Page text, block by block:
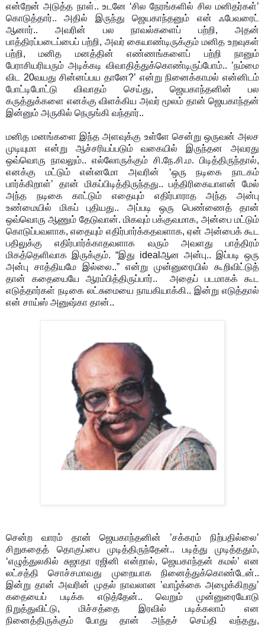
என்றேன் அடுத்த நாள்.. உடனே ‘சில நேரங்களில் சில மனிதர்கள்’
கொடுத்தார்.. அதில் இருந்து ஜெயகாந்தனும் என் ஃபேவரைட்
ஆனார்.. அவரின் பல நாவல்களைப் பற்றி, அதன்
பாத்திரப்படைப்பைப் பற்றி, அவர் கையாண்டிருக்கும் மனித உறவுகள்
பற்றி, மனித மனத்தின் எண்ணங்களைப் பற்றி நானும்
பேராசியரியரும் அடிக்கடி விவாதித்துக்கொண்டிருப்போம்.. ’நம்மை
விட 20வயது சின்னப்பய தானே?’ என்று நினைக்காமல் என்னிடம்
போட்டிபோட்டு விவாதம் செய்து, ஜெயகாந்தனின் பல
கருத்துக்களை எனக்கு விளக்கிய அவர் மூலம் தான் ஜெயகாந்தன்
இன்னும் அருகில் நெருங்கி வந்தார்..
மனித மனங்களை இந்த அளவுக்கு உள்ளே சென்று ஒருவன் அலச
முடியுமா என்று ஆச்சரியப்படும் வகையில் இருந்தன அவரது
ஒவ்வொரு நாவலும்.. எல்லோருக்கும் சி.நே.சி.ம. பிடித்திருந்தால்,
எனக்கு மட்டும் என்னமோ அவரின் ‘ஒரு நடிகை நாடகம்
பார்க்கிறாள்’ தான் மிகப்பிடித்திருந்தது.. பத்திரிகையாளன் மேல்
அந்த நடிகை காட்டும் எதையும் எதிர்பாராத அந்த அன்பு
உண்மையில் மிகப் புதியது.. அப்படி ஒரு பெண்ணைத் தான்
ஒவ்வொரு ஆணும் தேடுவான். மிகவும் பக்குவமாக, அன்பை மட்டும்
கொடுப்பவளாக, எதையும் எதிர்பார்க்கதவளாக, ஏன் அன்பைக் கூட
பதிலுக்கு எதிர்பார்க்காதவளாக வரும் அவளது பாத்திரம்
மிகத்தெளிவாக இருக்கும். “இது idealஆன அன்பு.. இப்படி ஒரு
அன்பு சாத்தியமே இல்லை..” என்று முன்னுரையில் கூறிவிட்டுத்
தான் கதையையே ஆரம்பித்திருப்பார்.. அதைப் படமாகக் கூட
எடுத்தார்கள் நடிகை லட்சுமையை நாயகியாக்கி.. இன்று எடுத்தால்
என் சாய்ஸ் அனுஷ்கா தான்..
சென்ற வாரம் தான் ஜெயகாந்தனின் ’சக்கரம் நிற்பதில்லை’
சிறுகதைத் தொகுப்பை முடித்திருந்தேன்.. படித்து முடித்ததும்,
‘எழுத்துலகில் சுஜாதா ரஜினி என்றால், ஜெயகாந்தன் கமல்’ என
லட்சத்தி சொச்சமாவது முறையாக நினைத்துக்கொண்டேன்..
இன்று தான் அவரின் முதல் நாவலான ’வாழ்க்கை அழைக்கிறது’
கதையைப் படிக்க எடுத்தேன்.. வெறும் முன்னுரையோடு
நிறுத்துவிட்டு, மிச்சத்தை இரவில் படிக்கலாம் என
நினைத்திருக்கும் போது தான் அந்தச் செய்தி வந்தது,